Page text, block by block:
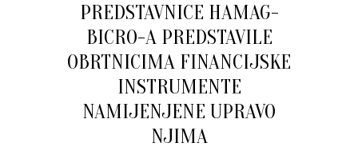
PREDSTAVNICE HAMAG-
BICRO-A PREDSTAVILE
OBRTNICIMA FINANCIJSKE
INSTRUMENTE
NAMIJENJENE UPRAVO
NJIMA